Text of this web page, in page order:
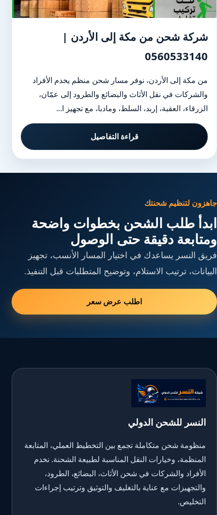
شركة شحن من مكة إلى الأردن |
0560533140
من مكة إلى الأردن، نوفر مسار شحن منظم يخدم الأفراد
والشركات في نقل الأثاث والبضائع والطرود إلى عمّان،
الزرقاء، العقبة، إربد، السلط، ومادبا، مع تجهيز ا...
قراءة التفاصيل
جاهزون لتنظيم شحنتك
ابدأ طلب الشحن بخطوات واضحة
ومتابعة دقيقة حتى الوصول
فريق النسر يساعدك في اختيار المسار الأنسب، تجهيز
البيانات، ترتيب الاستلام، وتوضيح المتطلبات قبل التنفيذ.
اطلب عرض سعر
النسر للشحن الدولي
منظومة شحن متكاملة تجمع بين التخطيط العملي، المتابعة
المنظمة، وخيارات النقل المناسبة لطبيعة الشحنة. نخدم
الأفراد والشركات في شحن الأثاث، البضائع، الطرود،
والتجهيزات مع عناية بالتغليف والتوثيق وترتيب إجراءات
التخليص.